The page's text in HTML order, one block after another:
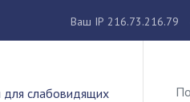
Ваш IP 216.73.216.79
для слабовидящих